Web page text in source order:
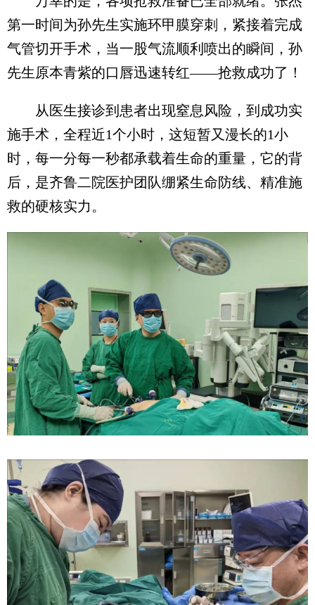
第一时间为孙先生实施环甲膜穿刺，紧接着完成
气管切开手术，当一股气流顺利喷出的瞬间，孙
先生原本青紫的口唇迅速转红——抢救成功了！
从医生接诊到患者出现窒息风险，到成功实
施手术，全程近1个小时，这短暂又漫长的1小
时，每一分每一秒都承载着生命的重量，它的背
后，是齐鲁二院医护团队绷紧生命防线、精准施
救的硬核实力。